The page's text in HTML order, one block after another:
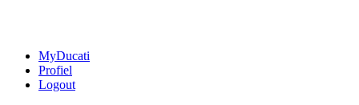
MyDucati
Profiel
Logout